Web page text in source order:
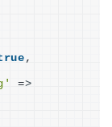
,
=>